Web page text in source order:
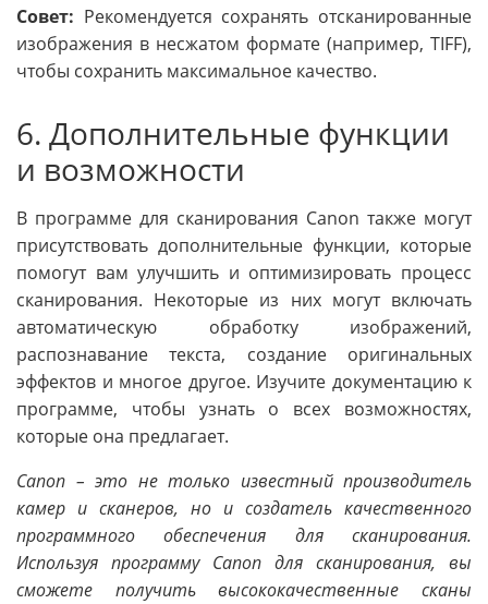
Совет: Рекомендуется сохранять отсканированные
изображения в несжатом формате (например, TIFF),
чтобы сохранить максимальное качество.
6. Дополнительные функции
и возможности
В программе для сканирования Canon также могут
присутствовать дополнительные функции, которые
помогут вам улучшить и оптимизировать процесс
сканирования. Некоторые из них могут включать
автоматическую обработку изображений,
распознавание текста, создание оригинальных
эффектов и многое другое. Изучите документацию к
программе, чтобы узнать о всех возможностях,
которые она предлагает.
Canon – это не только известный производитель
камер и сканеров, но и создатель качественного
программного обеспечения для сканирования.
Используя программу Canon для сканирования, вы
сможете получить высококачественные сканы